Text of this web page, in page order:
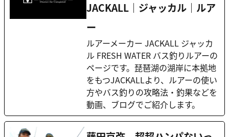
JACKALL｜ジャッカル｜ルア
ー
ルアーメーカー JACKALL ジャッカ
ル FRESH WATER バス釣りルアーの
ページです。琵琶湖の湖岸に本拠地
をもつJACKALLより、ルアーの使い
方やバス釣りの攻略法・釣果などを
動画、ブログでご紹介します。